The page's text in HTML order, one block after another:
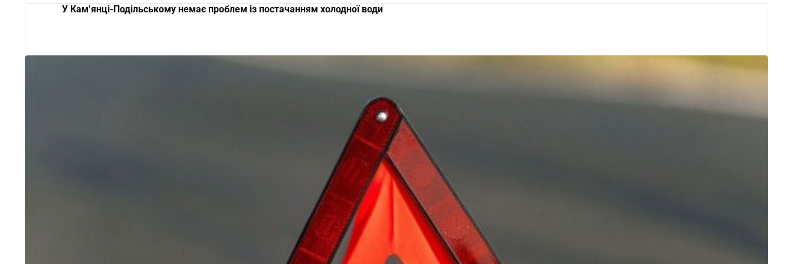
У Кам’янці-Подільському немає проблем із постачанням холодної води